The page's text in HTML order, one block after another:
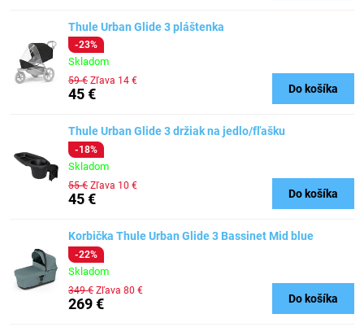
Thule Urban Glide 3 pláštenka
-23%
Skladom
45 €
59 € Zľava 14 €
Do košíka
Thule Urban Glide 3 držiak na jedlo/fľašku
-18%
Skladom
45 €
55 € Zľava 10 €
Do košíka
Korbička Thule Urban Glide 3 Bassinet Mid blue
-22%
Skladom
269 €
349 € Zľava 80 €
Do košíka